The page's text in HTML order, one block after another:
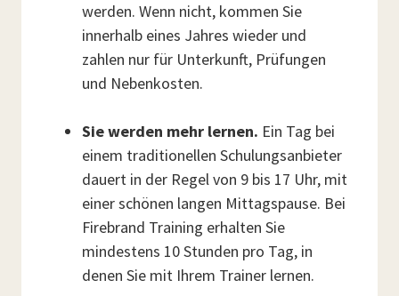
werden. Wenn nicht, kommen Sie
innerhalb eines Jahres wieder und
zahlen nur für Unterkunft, Prüfungen
und Nebenkosten.
Sie werden mehr lernen. Ein Tag bei
einem traditionellen Schulungsanbieter
dauert in der Regel von 9 bis 17 Uhr, mit
einer schönen langen Mittagspause. Bei
Firebrand Training erhalten Sie
mindestens 10 Stunden pro Tag, in
denen Sie mit Ihrem Trainer lernen.